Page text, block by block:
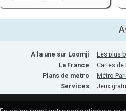
À la une sur Loomji
La France
Plans de métro
Services
Les plus
Cartes de
Métro
Jeux